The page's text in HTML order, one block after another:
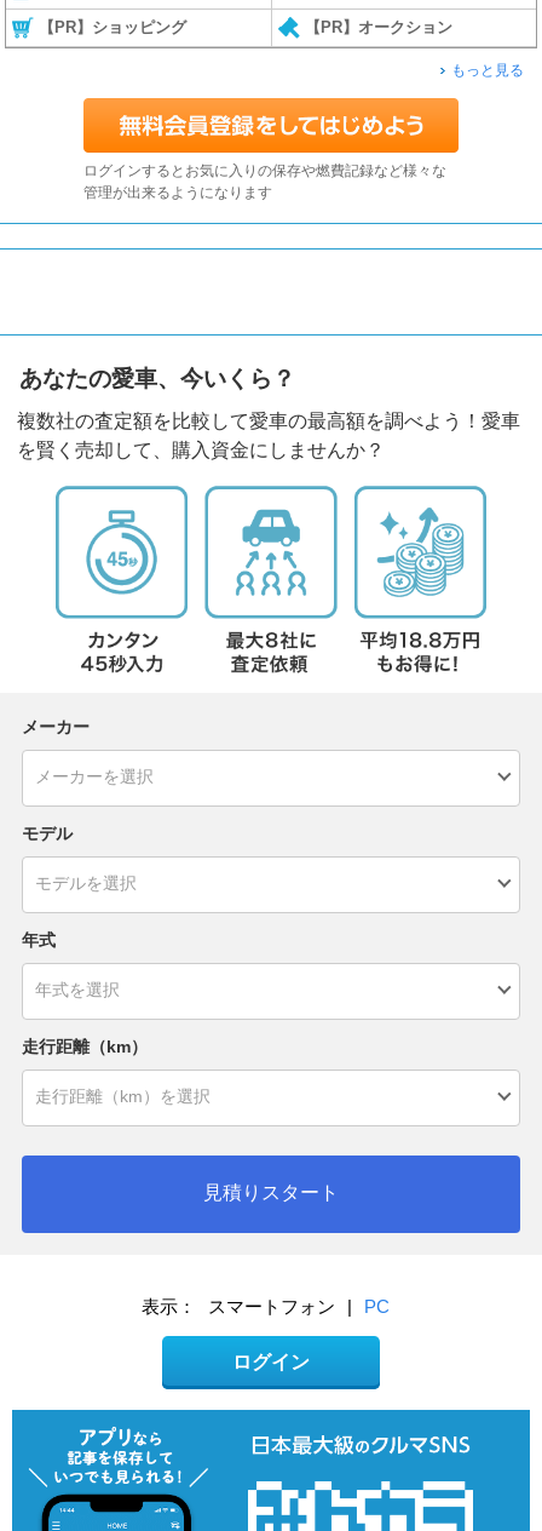
【PR】ショッピング 【PR】オークション
もっと見る
ログインするとお気に入りの保存や燃費記録など様々な
管理が出来るようになります
あなたの愛車、今いくら？
複数社の査定額を比較して愛車の最高額を調べよう！愛車
を賢く売却して、購入資金にしませんか？
メーカー
モデル
年式
走行距離（km）
見積りスタート
表示： スマートフォン | PC
ログイン